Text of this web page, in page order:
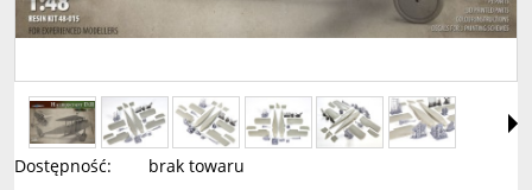
Dostępność: brak towaru